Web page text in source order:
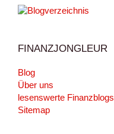
FINANZJONGLEUR
Blog
Über uns
lesenswerte Finanzblogs
Sitemap